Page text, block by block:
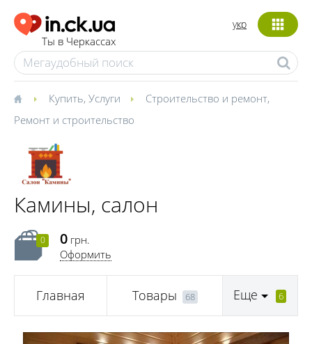
Ты в Черкассах
укр
Купить, Услуги Строительство и ремонт,
Ремонт и строительство
Камины, салон
0 0 грн.
Оформить
Главная Товары 68 Еще 6